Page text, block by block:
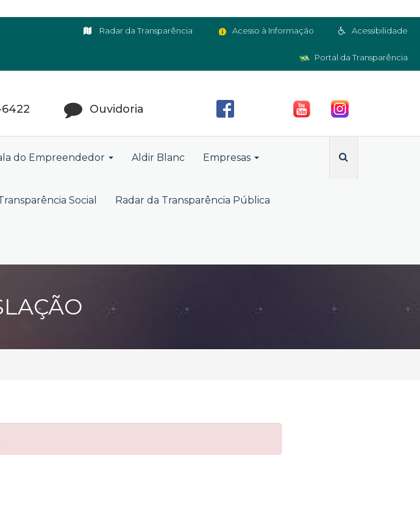
Acessibilidade
Acesso à Informação
Radar da Transparência
Portal da Transparência
Ouvidoria
do Empreendedor Aldir Blanc Empresas
Social Radar da Transparência Pública